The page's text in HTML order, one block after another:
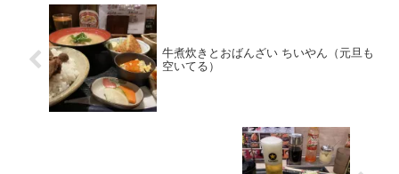
牛煮炊きとおばんざい ちいやん（元旦も
空いてる）